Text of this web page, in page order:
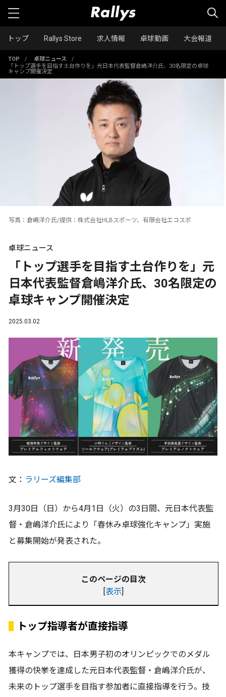
トップ Rallys Store 求人情報 卓球動画 大会報道
TOP / 卓球ニュース
/
「トップ選手を目指す土台作りを」元日本代表監督倉嶋洋介氏、30名限定の卓球
キャンプ開催決定
写真：倉嶋洋介氏/提供：株式会社HLBスポーツ、有限会社エコスポ
卓球ニュース
「トップ選手を目指す土台作りを」元
日本代表監督倉嶋洋介氏、30名限定の
卓球キャンプ開催決定
2025.03.02
文： ラリーズ編集部
3月30日（日）から4月1日（火）の3日間、元日本代表監
督・倉嶋洋介氏により「春休み卓球強化キャンプ」実施
と募集開始が発表された。
このページの目次
[表示]
トップ指導者が直接指導
本キャンプでは、日本男子初のオリンピックでのメダル
獲得の快挙を達成した元日本代表監督・倉嶋洋介氏が、
未来のトップ選手を目指す参加者に直接指導を行う。技